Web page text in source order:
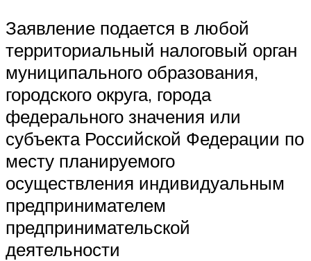
Заявление подается в любой
территориальный налоговый орган
муниципального образования,
городского округа, города
федерального значения или
субъекта Российской Федерации по
месту планируемого
осуществления индивидуальным
предпринимателем
предпринимательской
деятельности